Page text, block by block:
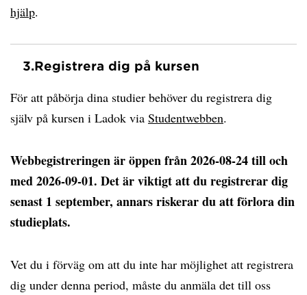
hjälp.
3.Registrera dig på kursen
För att påbörja dina studier behöver du registrera dig
själv på kursen i Ladok via Studentwebben.
Webbegistreringen är öppen från 2026-08-24 till och
med 2026-09-01. Det är viktigt att du registrerar dig
senast 1 september, annars riskerar du att förlora din
studieplats.
Vet du i förväg om att du inte har möjlighet att registrera
dig under denna period, måste du anmäla det till oss